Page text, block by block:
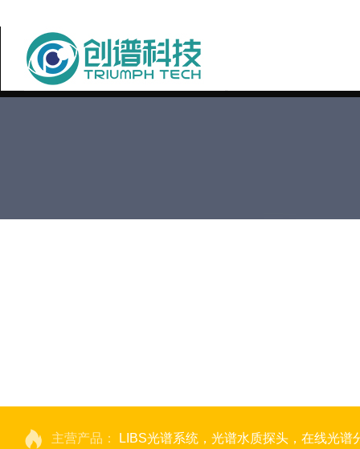
主营产品： LIBS光谱系统，光谱水质探头，在线光谱分析，高光谱相机，量子效